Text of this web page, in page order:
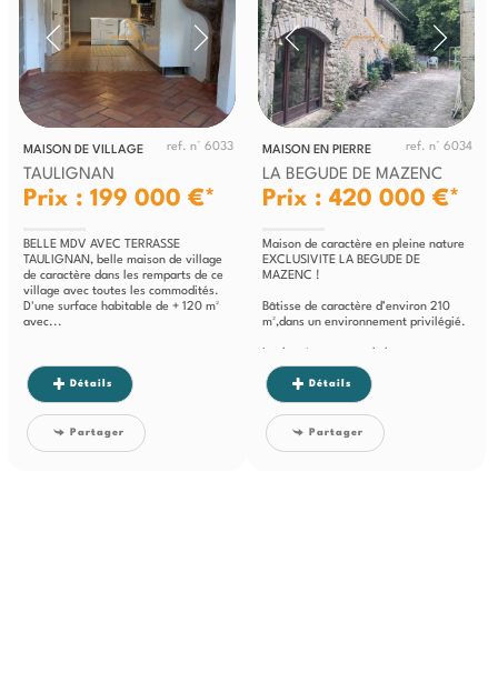
MAISON DE VILLAGE ref. n° 6033
TAULIGNAN
Prix : 199 000 €*
BELLE MDV AVEC TERRASSE
TAULIGNAN, belle maison de village
de caractère dans les remparts de ce
village avec toutes les commodités.
D'une surface habitable de + 120 m²
avec...
Détails
Partager
MAISON EN PIERRE ref. n° 6034
LA BEGUDE DE MAZENC
Prix : 420 000 €*
Maison de caractère en pleine nature
EXCLUSIVITE LA BEGUDE DE
MAZENC !
Bâtisse de caractère d’environ 210
m²,dans un environnement privilégié.
cette...
Détails
Partager